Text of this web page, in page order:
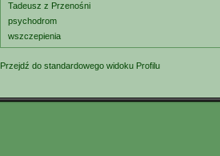
Tadeusz z Przenośni
psychodrom
wszczepienia
Przejdź do standardowego widoku Profilu